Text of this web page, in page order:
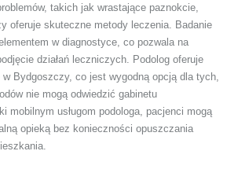
takich jak wrastające paznokcie,
oferuje skuteczne metody leczenia. Badanie
w diagnostyce, co pozwala na
działań leczniczych. Podolog oferuje
Bydgoszczy, co jest wygodną opcją dla tych,
nie mogą odwiedzić gabinetu
mobilnym usługom podologa, pacjenci mogą
opieką bez konieczności opuszczania